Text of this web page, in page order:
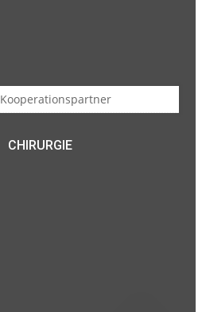
Kooperationspartner
CHIRURGIE